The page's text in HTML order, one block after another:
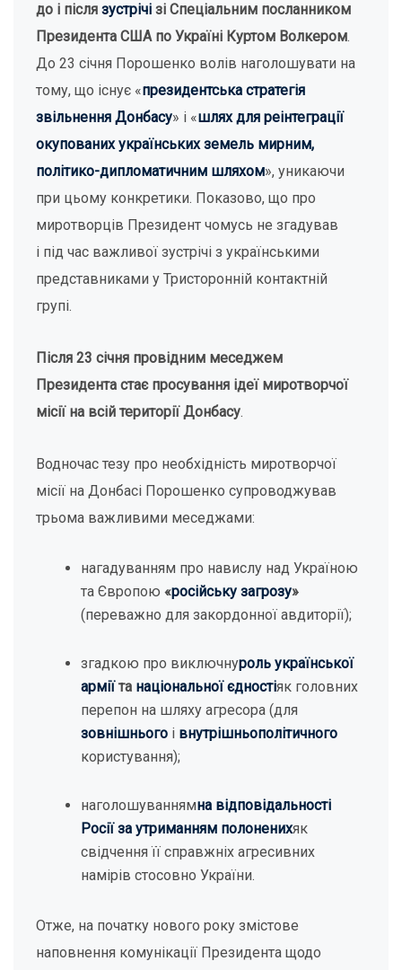
до і після зустрічі зі Спеціальним посланником
Президента США по Україні Куртом Волкером.
До 23 січня Порошенко волів наголошувати на
тому, що існує «президентська стратегія
звільнення Донбасу» і «шлях для реінтеграції
окупованих українських земель мирним,
політико-дипломатичним шляхом», уникаючи
при цьому конкретики. Показово, що про
миротворців Президент чомусь не згадував
і під час важливої зустрічі з українськими
представниками у Тристоронній контактній
групі.
Після 23 січня провідним меседжем
Президента стає просування ідеї миротворчої
місії на всій території Донбасу.
Водночас тезу про необхідність миротворчої
місії на Донбасі Порошенко супроводжував
трьома важливими меседжами:
нагадуванням про навислу над Україною
та Європою «російську загрозу»
(переважно для закордонної авдиторії);
згадкою про виключнуроль української
арміїта національної єдностіяк головних
перепон на шляху агресора (для
зовнішнього і внутрішньополітичного
користування);
наголошуваннямна відповідальності
Росії за утриманням полоненихяк
свідчення її справжніх агресивних
намірів стосовно України.
Отже, на початку нового року змістове
наповнення комунікації Президента щодо